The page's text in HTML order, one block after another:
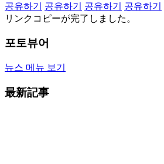
공유하기
공유하기 공유하기 공유하기
リンクコピーが完了しました。
포토뷰어
뉴스 메뉴 보기
最新記事